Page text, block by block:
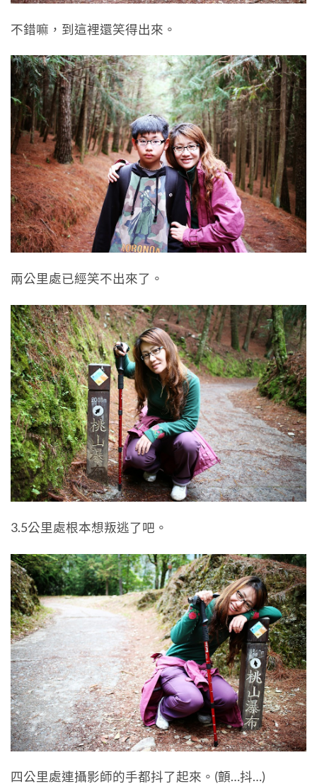
不錯嘛，到這裡還笑得出來。
兩公里處已經笑不出來了。
3.5公里處根本想叛逃了吧。
四公里處連攝影師的手都抖了起來。(顫…抖…)